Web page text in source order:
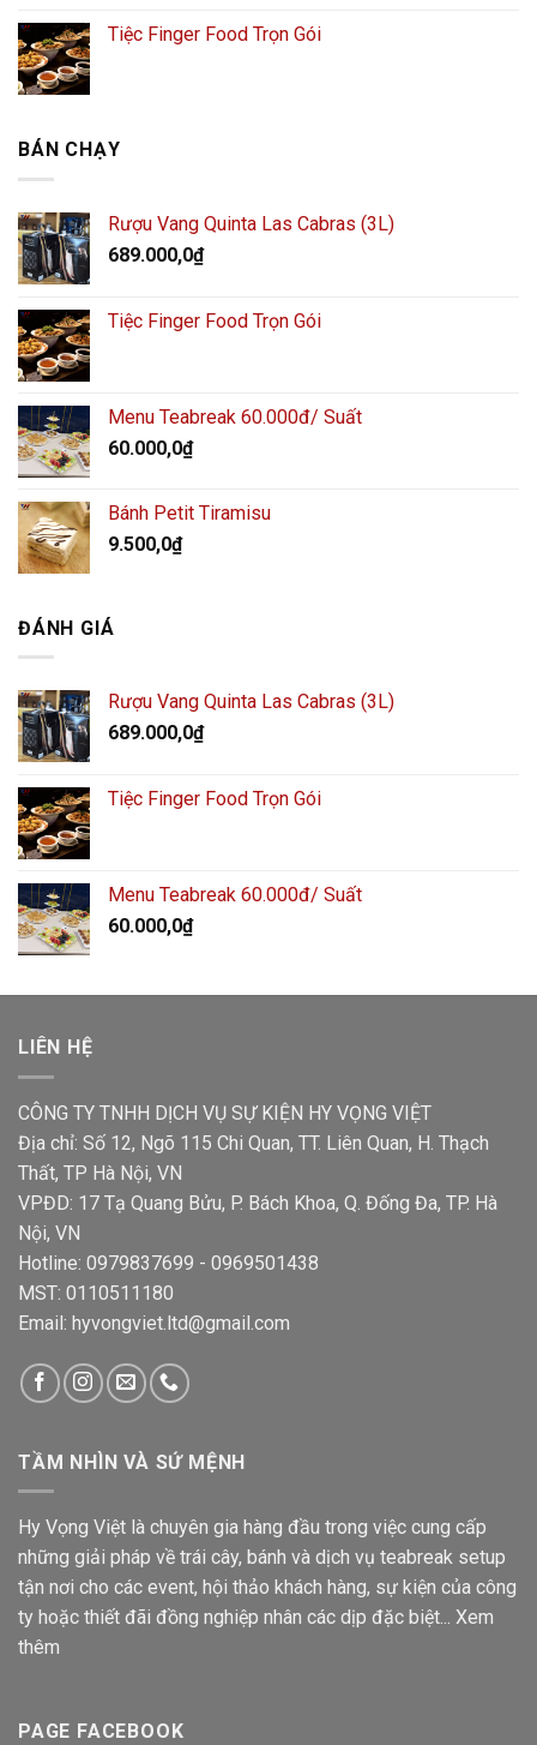
Tiệc Finger Food Trọn Gói
BÁN CHẠY
Rượu Vang Quinta Las Cabras (3L)
689.000,0₫
Tiệc Finger Food Trọn Gói
Menu Teabreak 60.000đ/ Suất
60.000,0₫
Bánh Petit Tiramisu
9.500,0₫
ĐÁNH GIÁ
Rượu Vang Quinta Las Cabras (3L)
689.000,0₫
Tiệc Finger Food Trọn Gói
Menu Teabreak 60.000đ/ Suất
60.000,0₫
LIÊN HỆ
CÔNG TY TNHH DỊCH VỤ SỰ KIỆN HY VỌNG VIỆT
Địa chỉ: Số 12, Ngõ 115 Chi Quan, TT. Liên Quan, H. Thạch
Thất, TP Hà Nội, VN
VPĐD: 17 Tạ Quang Bửu, P. Bách Khoa, Q. Đống Đa, TP. Hà
Nội, VN
Hotline: 0979837699 - 0969501438
MST: 0110511180
Email: hyvongviet.ltd@gmail.com
TẦM NHÌN VÀ SỨ MỆNH
Hy Vọng Việt là chuyên gia hàng đầu trong việc cung cấp
những giải pháp về trái cây, bánh và dịch vụ teabreak setup
tận nơi cho các event, hội thảo khách hàng, sự kiện của công
ty hoặc thiết đãi đồng nghiệp nhân các dịp đặc biệt... Xem
thêm
PAGE FACEBOOK